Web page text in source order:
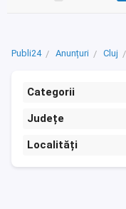
Publi24 Anunțuri Cluj
Categorii
Județe
Localități